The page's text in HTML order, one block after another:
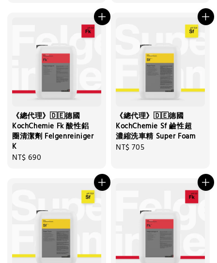
《總代理》🇩🇪德國
KochChemie Fk 酸性鋁
圈清潔劑 Felgenreiniger
K
Regular
NT$ 690
《總代理》🇩🇪德國
KochChemie Sf 鹼性超
濃縮洗車精 Super Foam
Regular
NT$ 705